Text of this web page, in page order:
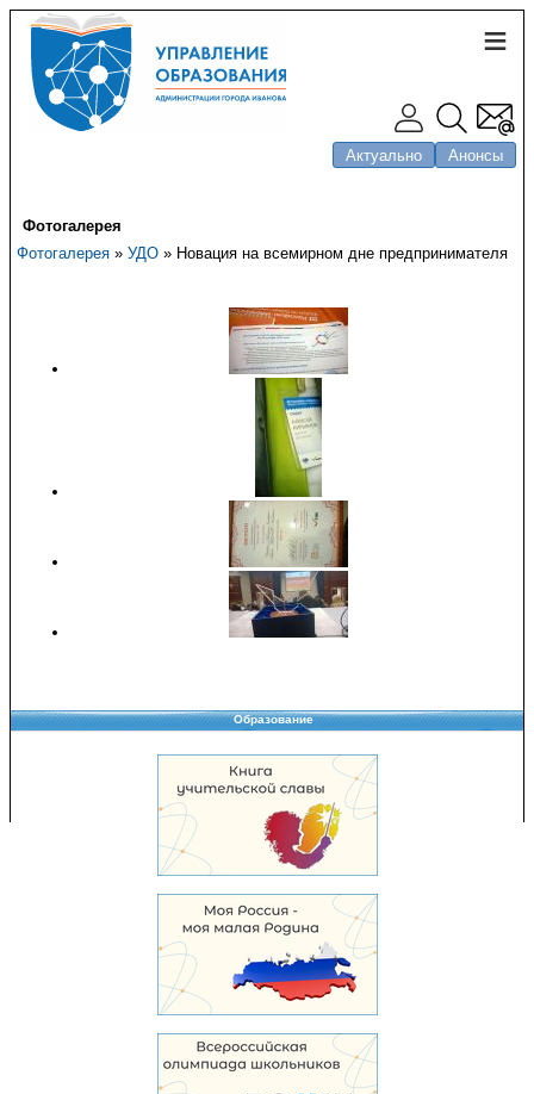
Актуально Анонсы
Фотогалерея
Фотогалерея » УДО » Новация на всемирном дне предпринимателя
Образование
Copyright © 2008-2026 Управление образования
Перепечатка и использование материалов возможны только с разрешения
Управления образования.
103,977,847 уникальных посетителей